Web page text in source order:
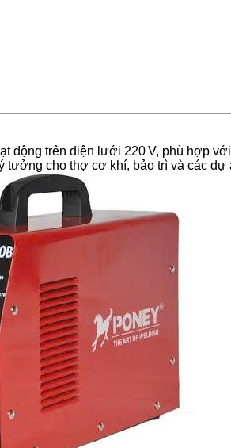
động trên điện lưới 220 V, phù hợp
cho thợ cơ khí, bảo trì và các dự